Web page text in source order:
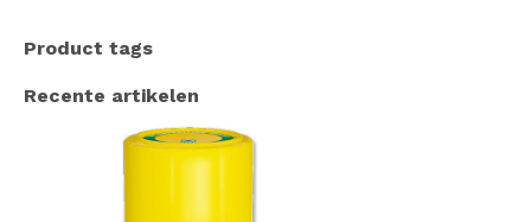
Product tags
Recente artikelen